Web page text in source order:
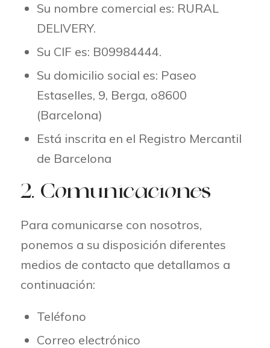
Su nombre comercial es: RURAL
DELIVERY.
Su CIF es: B09984444.
Su domicilio social es: Paseo
Estaselles, 9, Berga, o8600
(Barcelona)
Está inscrita en el Registro Mercantil
de Barcelona
2. Comunicaciones
Para comunicarse con nosotros,
ponemos a su disposición diferentes
medios de contacto que detallamos a
continuación:
Teléfono
Correo electrónico